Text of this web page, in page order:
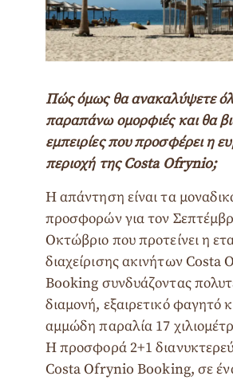
Πώς όμως θα ανακαλύψετε
παραπάνω ομορφιές και θα
εμπειρίες που προσφέρει η
περιοχή της Costa Ofrynio;
Η απάντηση είναι τα
προσφορών για τον
Οκτώβριο που προτείνει η
διαχείρισης ακινήτων Costa
Booking συνδυάζοντας
διαμονή, εξαιρετικό φαγητό
αμμώδη παραλία 17
Η προσφορά 2+1
Costa Ofrynio Booking, σε